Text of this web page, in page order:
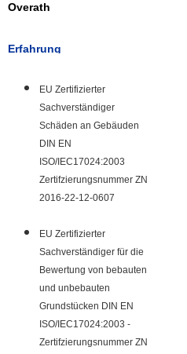
Overath
Erfahrung
EU Zertifizierter
Sachverständiger
Schäden an Gebäuden
DIN EN
ISO/IEC17024:2003
Zertifzierungsnummer ZN
2016-22-12-0607
EU Zertifizierter
Sachverständiger für die
Bewertung von bebauten
und unbebauten
Grundstücken DIN EN
ISO/IEC17024:2003 -
Zertifzierungsnummer ZN